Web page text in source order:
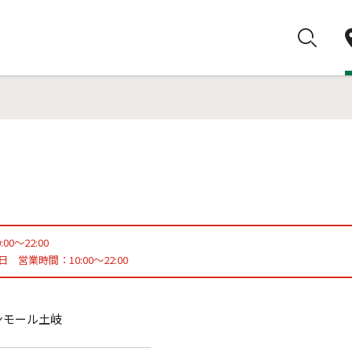
～22:00
営業時間：10:00～22:00
ール土岐